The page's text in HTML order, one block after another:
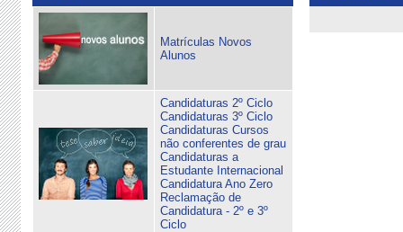
Matrículas Novos
Alunos
Candidaturas 2º Ciclo
Candidaturas 3º Ciclo
Candidaturas Cursos
não conferentes de grau
Candidaturas a
Estudante Internacional
Candidatura Ano Zero
Reclamação de
Candidatura - 2º e 3º
Ciclo